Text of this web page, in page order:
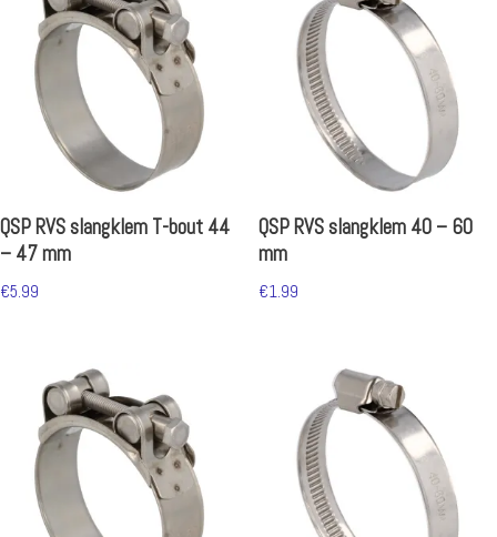
QSP RVS slangklem T-bout 44
– 47 mm
€5.99
QSP RVS slangklem 40 – 60
mm
€1.99